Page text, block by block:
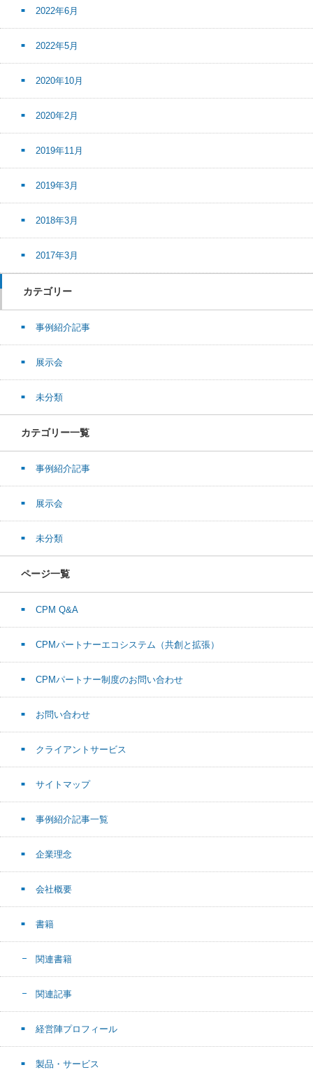
2022年6月
2022年5月
2020年10月
2020年2月
2019年11月
2019年3月
2018年3月
2017年3月
カテゴリー
事例紹介記事
展示会
未分類
カテゴリー一覧
事例紹介記事
展示会
未分類
ページ一覧
CPM Q&A
CPMパートナーエコシステム（共創と拡張）
CPMパートナー制度のお問い合わせ
お問い合わせ
クライアントサービス
サイトマップ
事例紹介記事一覧
企業理念
会社概要
書籍
関連書籍
関連記事
経営陣プロフィール
製品・サービス